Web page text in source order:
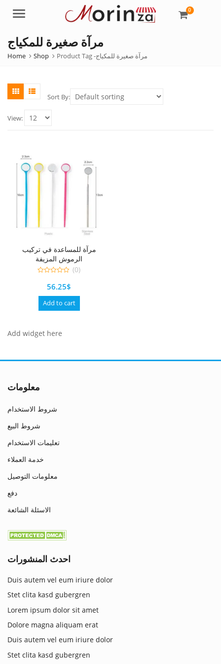
Menu 0
مرآة صغيرة للمكياج
Home Shop Product Tag -مرآة صغيرة للمكياج
Sort By:
View:
مرآة للمساعدة في تركيب
الرموش المزيفة
5
(0)
56.25$
Add to cart
Add widget here
معلومات
شروط الاستخدام
شروط البيع
تعليمات الاستخدام
خدمة العملاء
معلومات التوصيل
دفع
الاسئلة الشائعة
احدث المنشورات
Duis autem vel eum iriure dolor
Stet clita kasd gubergren
Lorem ipsum dolor sit amet
Dolore magna aliquam erat
Duis autem vel eum iriure dolor
Stet clita kasd gubergren